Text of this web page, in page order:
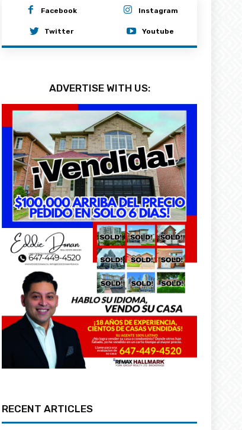
Facebook Instagram
Twitter Youtube
ADVERTISE WITH US:
RECENT ARTICLES